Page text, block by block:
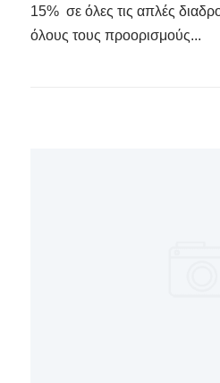
15% σε όλες τις απλές
όλους τους προορισμούς...